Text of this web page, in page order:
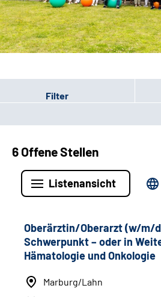
Gebärdensprache
Filter
6 Offene Stellen
Listenansicht
Oberärztin/Oberarzt (w/m/
Schwerpunkt– oder in
Hämatologie und Onkologie
Marburg/Lahn